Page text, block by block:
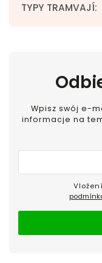
TYPY TRAMVAJÍ:
Wpisz swój e-
informacje na